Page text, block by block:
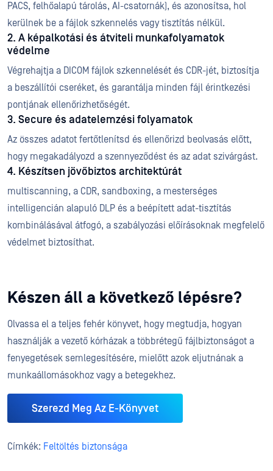
PACS, felhőalapú tárolás, AI-csatornák), és azonosítsa, hol
kerülnek be a fájlok szkennelés vagy tisztítás nélkül.
2. A képalkotási és átviteli munkafolyamatok
védelme
Végrehajtja a DICOM fájlok szkennelését és CDR-jét, biztosítja
a beszállítói cseréket, és garantálja minden fájl érintkezési
pontjának ellenőrizhetőségét.
3. Secure és adatelemzési folyamatok
Az összes adatot fertőtlenítsd és ellenőrizd beolvasás előtt,
hogy megakadályozd a szennyeződést és az adat szivárgást.
4. Készítsen jövőbiztos architektúrát
multiscanning, a CDR, sandboxing, a mesterséges
intelligencián alapuló DLP és a beépített adat-tisztítás
kombinálásával átfogó, a szabályozási előírásoknak megfelelő
védelmet biztosíthat.
Készen áll a következő lépésre?
Olvassa el a teljes fehér könyvet, hogy megtudja, hogyan
használják a vezető kórházak a többrétegű fájlbiztonságot a
fenyegetések semlegesítésére, mielőtt azok eljutnának a
munkaállomásokhoz vagy a betegekhez.
Szerezd Meg Az E-Könyvet
Címkék: Feltöltés biztonsága